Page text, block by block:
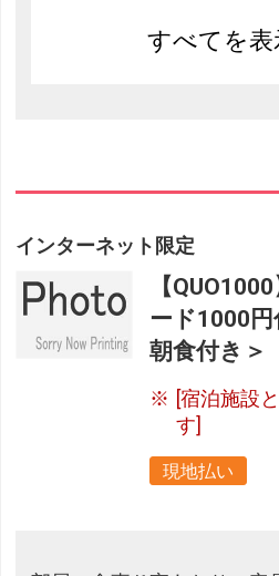
すべてを表
インターネット限定
【
ード1000
朝食付き＞
[宿泊施設
す]
現地払い